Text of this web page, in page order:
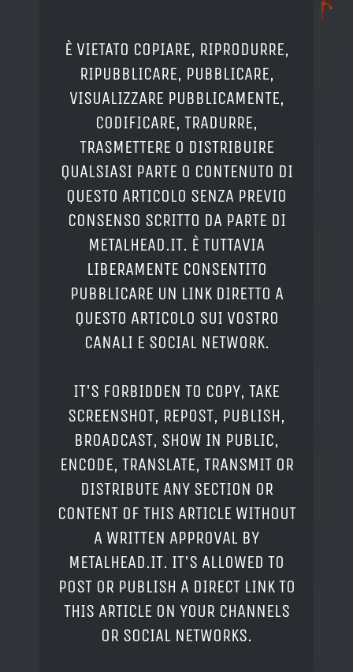
È VIETATO COPIARE, RIPRODURRE,
RIPUBBLICARE, PUBBLICARE,
VISUALIZZARE PUBBLICAMENTE,
CODIFICARE, TRADURRE,
TRASMETTERE O DISTRIBUIRE
QUALSIASI PARTE O CONTENUTO DI
QUESTO ARTICOLO SENZA PREVIO
CONSENSO SCRITTO DA PARTE DI
METALHEAD.IT. È TUTTAVIA
LIBERAMENTE CONSENTITO
PUBBLICARE UN LINK DIRETTO A
QUESTO ARTICOLO SUI VOSTRO
CANALI E SOCIAL NETWORK.
IT'S FORBIDDEN TO COPY, TAKE
SCREENSHOT, REPOST, PUBLISH,
BROADCAST, SHOW IN PUBLIC,
ENCODE, TRANSLATE, TRANSMIT OR
DISTRIBUTE ANY SECTION OR
CONTENT OF THIS ARTICLE WITHOUT
A WRITTEN APPROVAL BY
METALHEAD.IT. IT'S ALLOWED TO
POST OR PUBLISH A DIRECT LINK TO
THIS ARTICLE ON YOUR CHANNELS
OR SOCIAL NETWORKS.